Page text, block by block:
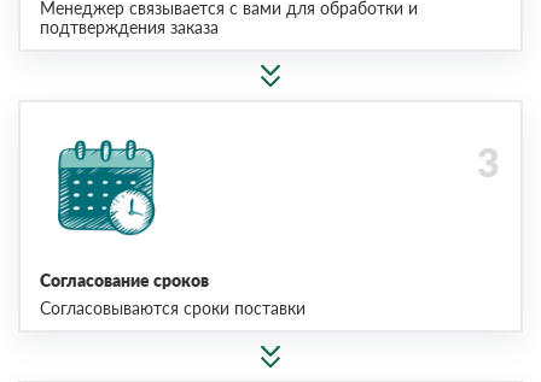
Менеджер связывается с вами для обработки и
подтверждения заказа
Согласование сроков
Согласовываются сроки поставки